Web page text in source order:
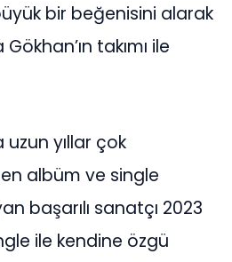
bir beğenisini alarak
takımı ile
yıllar çok
albüm ve single
başarılı sanatçı 2023
ile kendine özgü